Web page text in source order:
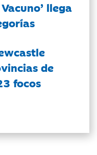
llega
de
focos